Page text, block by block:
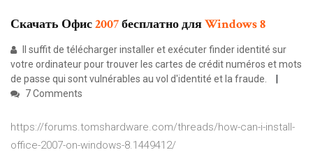
Скачать Офис2007бесплатно дляWindows8
Il suffit de télécharger installer et exécuter finder identité sur
votre ordinateur pour trouver les cartes de crédit numéros et mots
de passe qui sont vulnérables au vol d'identité et la fraude.
7 Comments
https://forums.tomshardware.com/threads/how-can-i-install-
office-2007-on-windows-8.1449412/